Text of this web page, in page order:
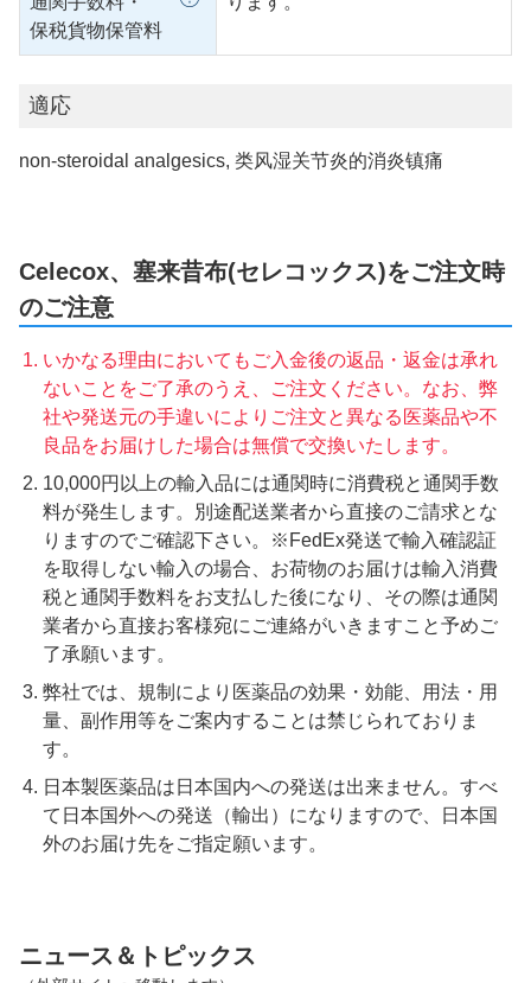
保税貨物保管料
適応
non-steroidal analgesics, 类风湿关节炎的消炎镇痛
Celecox、塞来昔布(セレコックス)をご注文時
のご注意
いかなる理由においてもご入金後の返品・返金は承れ
ないことをご了承のうえ、ご注文ください。なお、弊
社や発送元の手違いによりご注文と異なる医薬品や不
良品をお届けした場合は無償で交換いたします。
10,000円以上の輸入品には通関時に消費税と通関手数
料が発生します。別途配送業者から直接のご請求とな
りますのでご確認下さい。※FedEx発送で輸入確認証
を取得しない輸入の場合、お荷物のお届けは輸入消費
税と通関手数料をお支払した後になり、その際は通関
業者から直接お客様宛にご連絡がいきますこと予めご
了承願います。
弊社では、規制により医薬品の効果・効能、用法・用
量、副作用等をご案内することは禁じられておりま
す。
日本製医薬品は日本国内への発送は出来ません。すべ
て日本国外への発送（輸出）になりますので、日本国
外のお届け先をご指定願います。
ニュース＆トピックス